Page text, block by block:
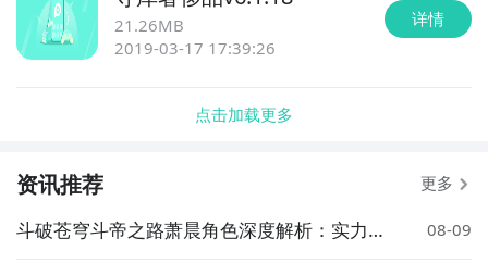
21.26MB
2019-03-17 17:39:26
详情
点击加载更多
资讯推荐 更多
斗破苍穹斗帝之路萧晨角色深度解析：实力、
08-09